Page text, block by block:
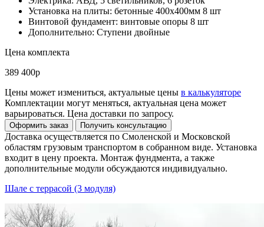
Установка на плиты: бетонные 400х400мм 8 шт
Винтовой фундамент: винтовые опоры 8 шт
Дополнительно: Ступени двойные
Цена комплекта
389 400р
Цены может измениться, актуальные цены в калькуляторе
Комплектации могут меняться, актуальная цена может
варьироваться. Цена доставки по запросу.
Доставка осуществляется по Смоленской и Московской
областям грузовым транспортом в собранном виде. Установка
входит в цену проекта. Монтаж фундмента, а также
дополнительные модули обсуждаются индивидуально.
Шале с террасой (3 модуля)